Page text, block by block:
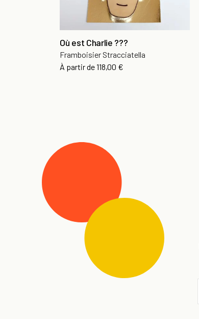
Où est Charlie ???
Framboisier Stracciatella
À partir de118,00 €